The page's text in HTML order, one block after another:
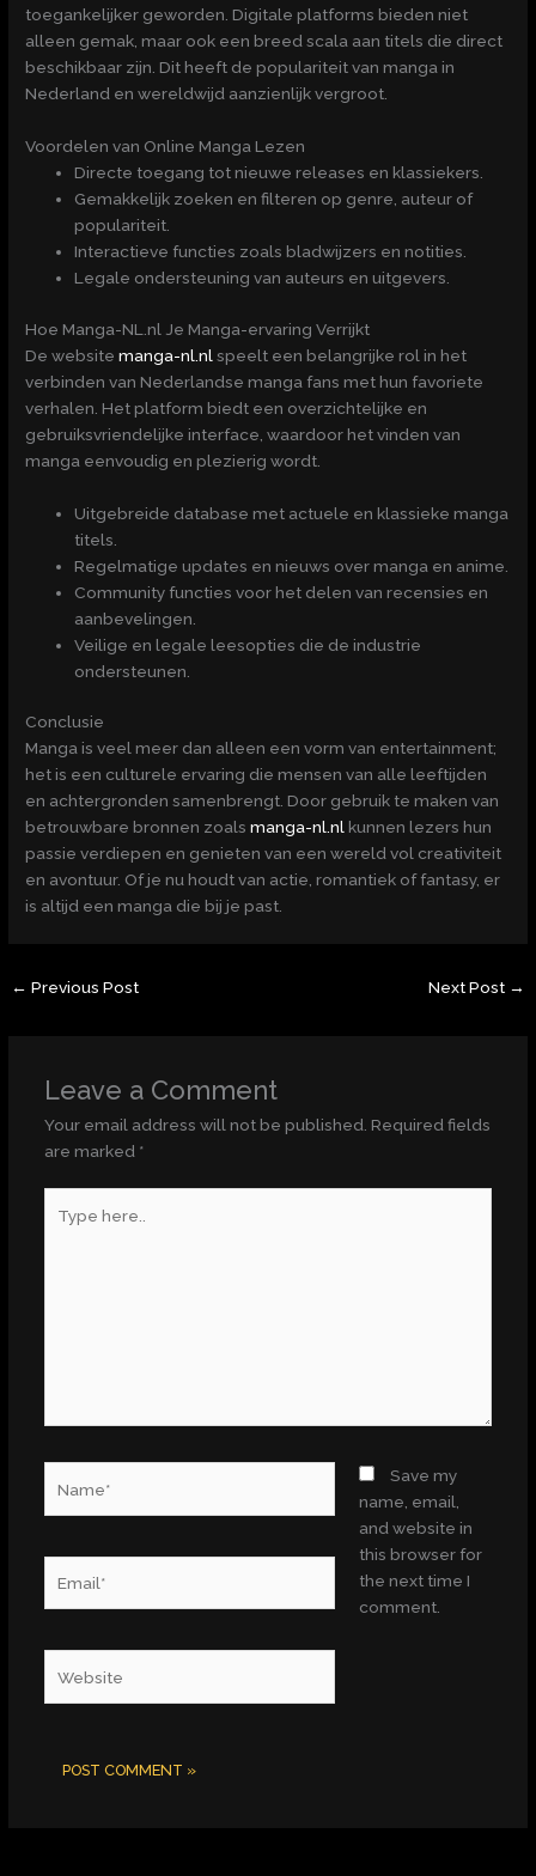
toegankelijker geworden. Digitale platforms bieden niet
alleen gemak, maar ook een breed scala aan titels die direct
beschikbaar zijn. Dit heeft de populariteit van manga in
Nederland en wereldwijd aanzienlijk vergroot.
Voordelen van Online Manga Lezen
Directe toegang tot nieuwe releases en klassiekers.
Gemakkelijk zoeken en filteren op genre, auteur of
populariteit.
Interactieve functies zoals bladwijzers en notities.
Legale ondersteuning van auteurs en uitgevers.
Hoe Manga-NL.nl Je Manga-ervaring Verrijkt
De websitemanga-nl.nl speelt een belangrijke rol in het
verbinden van Nederlandse manga fans met hun favoriete
verhalen. Het platform biedt een overzichtelijke en
gebruiksvriendelijke interface, waardoor het vinden van
manga eenvoudig en plezierig wordt.
Uitgebreide database met actuele en klassieke manga
titels.
Regelmatige updates en nieuws over manga en anime.
Community functies voor het delen van recensies en
aanbevelingen.
Veilige en legale leesopties die de industrie
ondersteunen.
Conclusie
Manga is veel meer dan alleen een vorm van entertainment;
het is een culturele ervaring die mensen van alle leeftijden
en achtergronden samenbrengt. Door gebruik te maken van
betrouwbare bronnen zoalsmanga-nl.nl kunnen lezers hun
passie verdiepen en genieten van een wereld vol creativiteit
en avontuur. Of je nu houdt van actie, romantiek of fantasy, er
is altijd een manga die bij je past.
← Previous Post Next Post →
Leave a Comment
Your email address will not be published. Required fields
are marked *
here..
Save my
name, email,
and website in
this browser for
the next time I
comment.